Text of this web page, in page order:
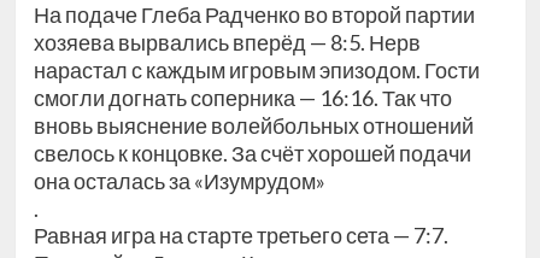
На подаче Глеба Радченко во второй партии
хозяева вырвались вперёд — 8:5. Нерв
нарастал с каждым игровым эпизодом. Гости
смогли догнать соперника — 16:16. Так что
вновь выяснение волейбольных отношений
свелось к концовке. За счёт хорошей подачи
она осталась за «Изумрудом»
.
Равная игра на старте третьего сета — 7:7.